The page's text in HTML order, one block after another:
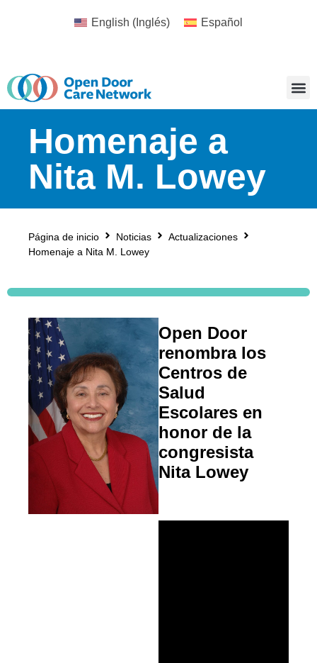
English ( Inglés) Español
Homenaje a
Nita M. Lowey
Página de inicio Noticias
Actualizaciones
Homenaje a Nita M. Lowey
Open Door
renombra los
Centros de
Salud
Escolares en
honor de la
congresista
Nita Lowey